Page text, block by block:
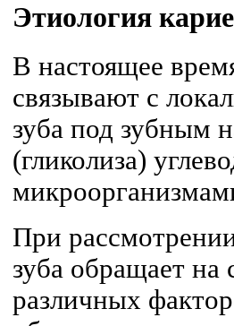
Этиология
В настоящее
связывают с
зуба под зубным
(гликолиза)
При
зуба обращает на
различных